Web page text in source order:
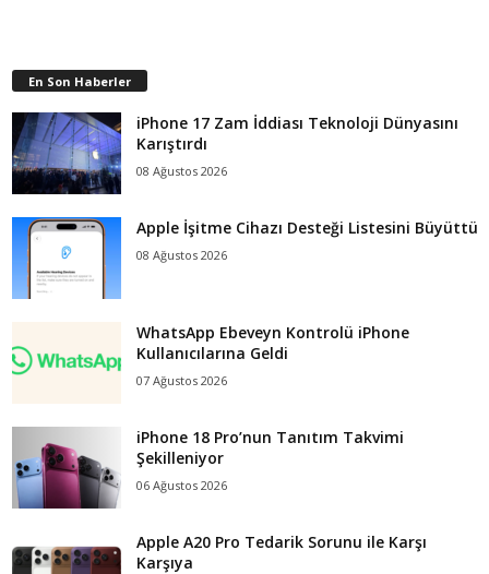
En Son Haberler
iPhone 17 Zam İddiası Teknoloji Dünyasını
Karıştırdı
08 Ağustos 2026
Apple İşitme Cihazı Desteği Listesini Büyüttü
08 Ağustos 2026
WhatsApp Ebeveyn Kontrolü iPhone
Kullanıcılarına Geldi
07 Ağustos 2026
iPhone 18 Pro’nun Tanıtım Takvimi
Şekilleniyor
06 Ağustos 2026
Apple A20 Pro Tedarik Sorunu ile Karşı
Karşıya